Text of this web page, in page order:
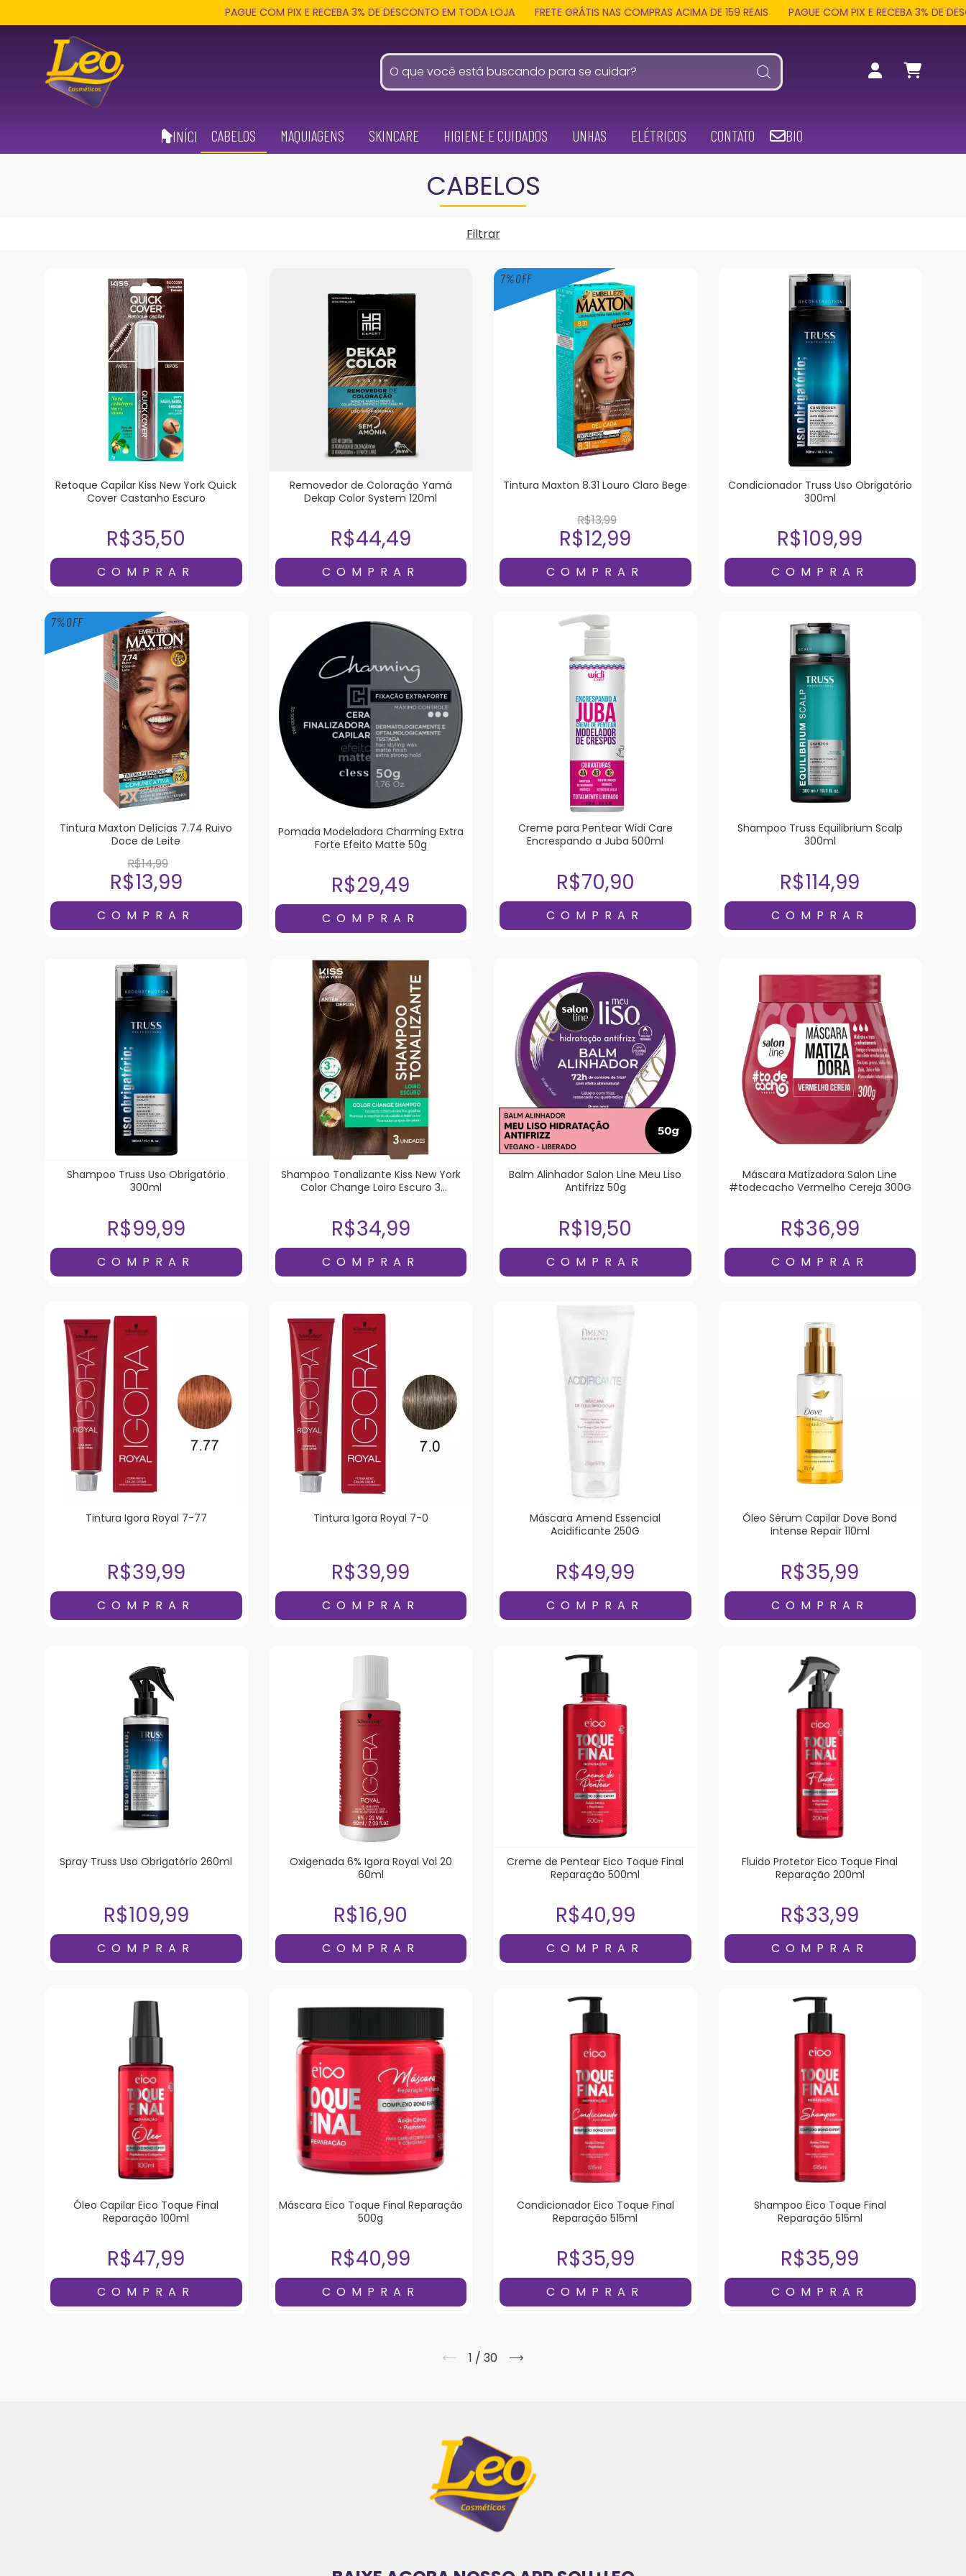
PAGUE COM PIX E RECEBA 3% DE DESCONTO EM TODA LOJA FRETE GRÁTIS NAS COMPRAS ACIMA DE 159 REAIS PAGUE COM PIX E RECEBA 3% DE DESCONTO
INÍCIO CABELOS MAQUIAGENS SKINCARE HIGIENE E CUIDADOS UNHAS ELÉTRICOS CONTATO BIO
CABELOS
Filtrar
Retoque Capilar Kiss New York Quick
Cover Castanho Escuro
R$35,50
Removedor de Coloração Yam
Dekap Color System 120ml
R$44,49
7%OFF
Tintura Maxton 8.31 Louro Claro Bege
R$13,99
R$12,99
Condicionador Truss Uso Obrigatório
300ml
R$109,99
7%OFF
Tintura Maxton Delícias 7.74 Ruivo
Doce de Leite
R$14,99
R$13,99
Pomada Modeladora Charming Extra
Forte Efeito Matte 50g
R$29,49
Creme para Pentear Widi Care
Encrespando a Juba 500ml
R$70,90
Shampoo Truss Equilibrium Scalp
300ml
R$114,99
Shampoo Truss Uso Obrigatório
300ml
R$99,99
Shampoo Tonalizante Kiss New York
Color Change Loiro Escuro 3
R$34,99
Balm Alinhador Salon Line Meu Liso
Antifrizz 50g
R$19,50
Máscara Matizadora Salon Line
#todecacho Vermelho Cereja 300G
R$36,99
Tintura Igora Royal 7-77
R$39,99
Tintura Igora Royal 7-0
R$39,99
Máscara Amend Essencial
Acidificante 250G
R$49,99
Óleo Sérum Capilar Dove Bond
Intense Repair 110ml
R$35,99
Spray Truss Uso Obrigatório 260ml
R$109,99
Oxigenada 6% Igora Royal Vol 20
60ml
R$16,90
Creme de Pentear Eico Toque Final
Reparação 500ml
R$40,99
Fluido Protetor Eico Toque Final
Reparação 200ml
R$33,99
Óleo Capilar Eico Toque Final
Reparação 100ml
R$47,99
Máscara Eico Toque Final Reparação
500g
R$40,99
Condicionador Eico Toque Final
Reparação 515ml
R$35,99
Shampoo Eico Toque Final
Reparação 515ml
R$35,99
1 / 30